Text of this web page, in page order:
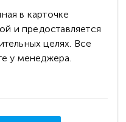
в карточке
и предоставляется
целях. Все
у менеджера.